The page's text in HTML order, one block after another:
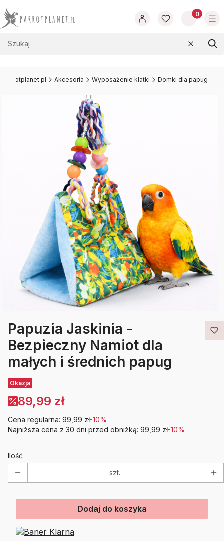
Produkty
Wyczyść
Akcesoria Wyposażenie klatki Domki dla papug
Papuzia Jaskinia -
Bezpieczny Namiot dla
małych i średnich papug
Etykiety
Okazja
89,99 zł
Cena regularna: 99,99 zł-10%
Najniższa cena z 30 dni przed obniżką: 99,99 zł-10%
Ilość
szt.
Dodaj do koszyka